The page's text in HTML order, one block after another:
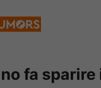
fa sparire